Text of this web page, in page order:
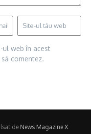
ul web în acest
comentez.
de News Magazine X